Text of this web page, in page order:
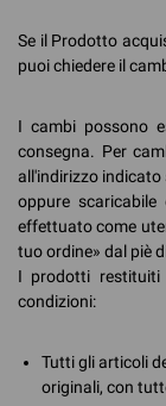
Se il Prodotto
puoi chiedere il
I cambi possono
consegna. Per
all'indirizzo
oppure
effettuato come
tuo ordine» dal piè
I prodotti restituiti
condizioni:
Tutti gli articoli
originali, con